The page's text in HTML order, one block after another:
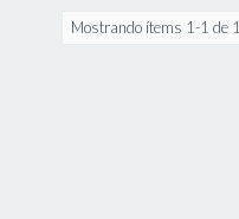
Mostrando ítems 1-1 de 1